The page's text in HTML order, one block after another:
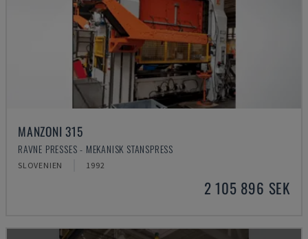
MANZONI 315
RAVNE PRESSES - MEKANISK STANSPRESS
SLOVENIEN 1992
2 105 896 SEK